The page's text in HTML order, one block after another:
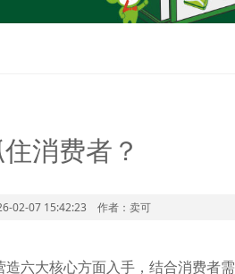
消费者？
02-07 15:42:23 作者：卖可
六大核心方面入手，结合消费者